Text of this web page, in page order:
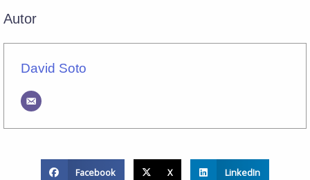
Autor
David Soto
Facebook X LinkedIn